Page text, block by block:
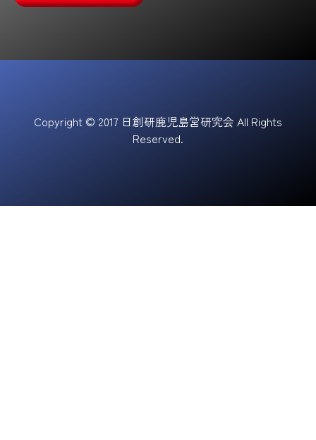
Copyright © 2017 日創研鹿児島営研究会 All Rights
Reserved.